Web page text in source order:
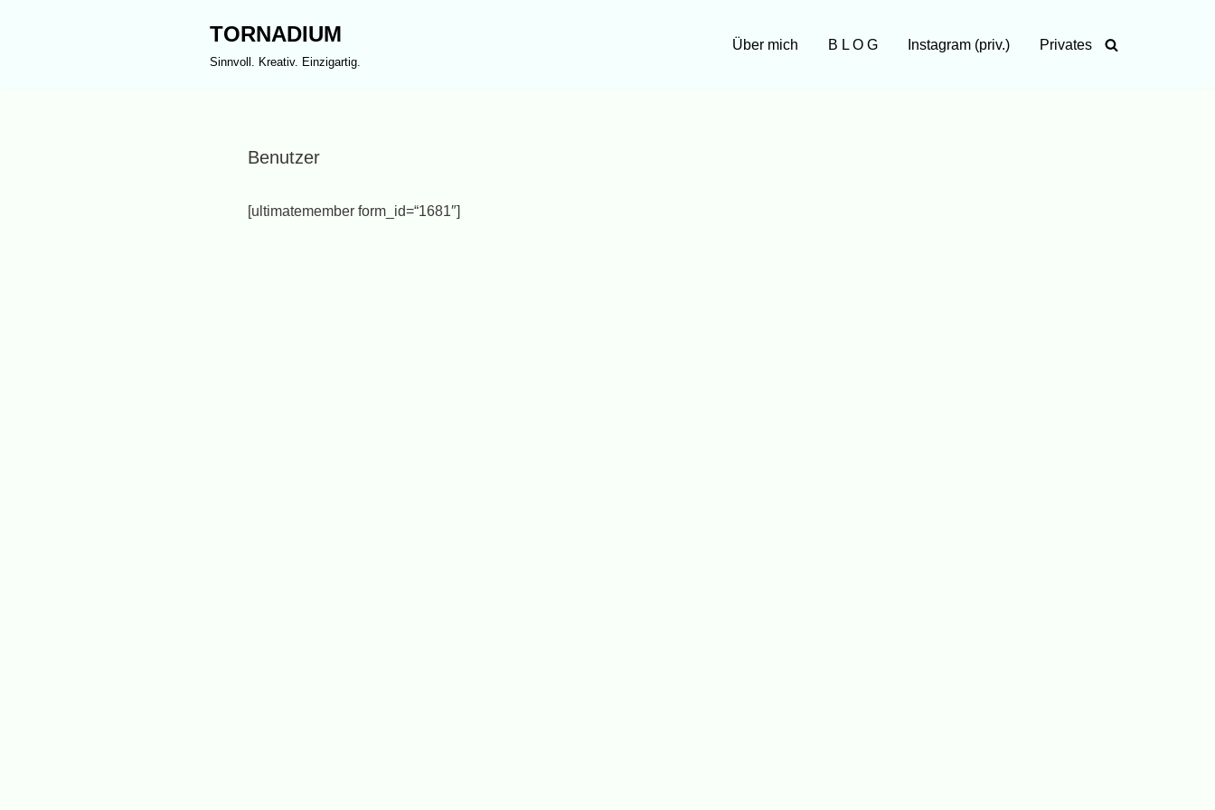
TORNADIUM
Sinnvoll. Kreativ. Einzigartig.
Über mich B L O G Instagram (priv.) Privates
Benutzer
[ultimatemember form_id=“1681″]